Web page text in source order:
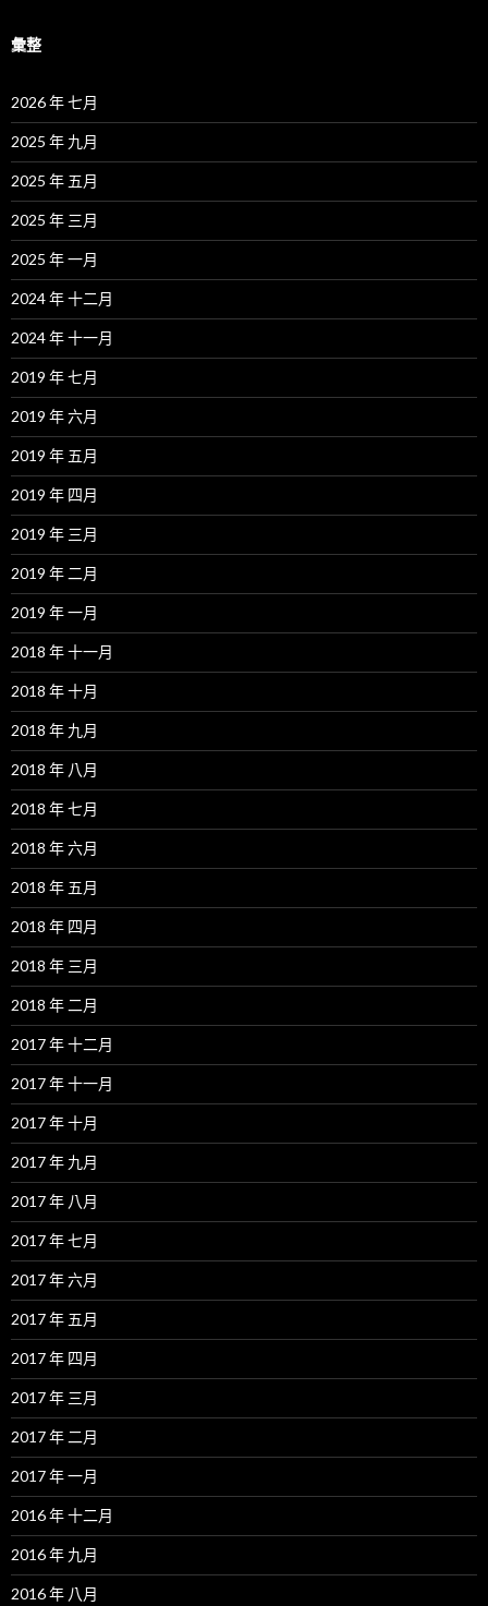
彙整
2026 年 七月
2025 年 九月
2025 年 五月
2025 年 三月
2025 年 一月
2024 年 十二月
2024 年 十一月
2019 年 七月
2019 年 六月
2019 年 五月
2019 年 四月
2019 年 三月
2019 年 二月
2019 年 一月
2018 年 十一月
2018 年 十月
2018 年 九月
2018 年 八月
2018 年 七月
2018 年 六月
2018 年 五月
2018 年 四月
2018 年 三月
2018 年 二月
2017 年 十二月
2017 年 十一月
2017 年 十月
2017 年 九月
2017 年 八月
2017 年 七月
2017 年 六月
2017 年 五月
2017 年 四月
2017 年 三月
2017 年 二月
2017 年 一月
2016 年 十二月
2016 年 九月
2016 年 八月